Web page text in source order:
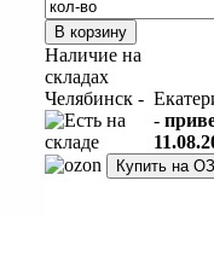
Наличие на
складах
Челябинск -
-
Купить на